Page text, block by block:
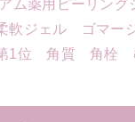
ム薬用ピーリング
軟ジェル ゴマー
1位 角質 角栓